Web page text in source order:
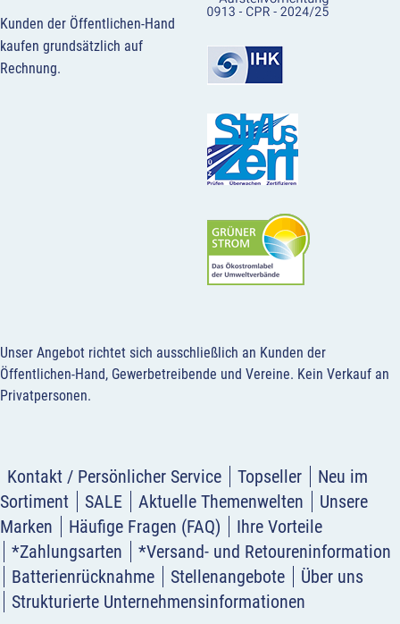
Kunden der Öffentlichen-Hand
kaufen grundsätzlich auf
Rechnung.
Unser Angebot richtet sich ausschließlich an Kunden der
Öffentlichen-Hand, Gewerbetreibende und Vereine. Kein Verkauf an
Privatpersonen.
Kontakt / Persönlicher Service Topseller
Neu im
Sortiment
SALE Aktuelle Themenwelten
Unsere
Marken
Häufige Fragen (FAQ)
Ihre Vorteile
*Zahlungsarten
*Versand- und Retoureninformation
Batterienrücknahme
Stellenangebote
Über uns
Strukturierte Unternehmensinformationen